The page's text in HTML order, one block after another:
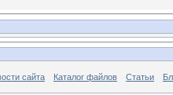
сайта Каталог файлов Статьи